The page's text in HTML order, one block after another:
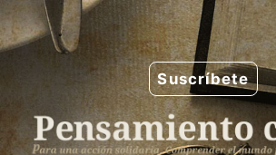
Saltar
al
contenido
Suscríbete